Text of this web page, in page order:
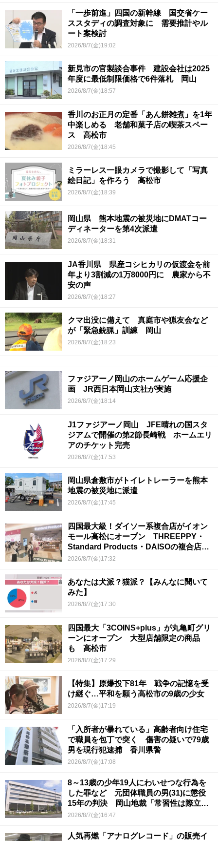
「一歩前進」四国の新幹線 国交省ケー
ススタディの調査対象に 需要推計やル
ート案検討
2026/8/7(金)19:02
新見市の官製談合事件 建設会社は2025
年度に最低制限価格で6件落札 岡山
2026/8/7(金)18:57
香川のお正月の定番「あん餅雑煮」を1年
中楽しめる 老舗和菓子店の喫茶スペー
ス 高松市
2026/8/7(金)18:45
ミラーレス一眼カメラで撮影して「写真
絵日記」を作ろう 高松市
2026/8/7(金)18:39
岡山県 熊本地震の被災地にDMATコー
ディネーターを第4次派遣
2026/8/7(金)18:31
JA香川県 県産コシヒカリの仮渡金を前
年より3割減の1万8000円に 農家から不
安の声
2026/8/7(金)18:27
クマ出没に備えて 真庭市や猟友会など
が「緊急銃猟」訓練 岡山
2026/8/7(金)18:23
ファジアーノ岡山のホームゲーム応援企
画 JR西日本岡山支社が実施
2026/8/7(金)18:14
J1ファジアーノ岡山 JFE晴れの国スタ
ジアムで開催の第2節長崎戦 ホームエリ
アのチケット完売
2026/8/7(金)17:53
岡山県倉敷市がトイレトレーラーを熊本
地震の被災地に派遣
2026/8/7(金)17:45
四国最大級！ダイソー系複合店がイオン
モール高松にオープン THREEPPY・
Standard Products・DAISOの複合店は
香川県初
2026/8/7(金)17:32
あなたは犬派？猫派？【みんなに聞いて
みた】
2026/8/7(金)17:30
四国最大「3COINS+plus」が丸亀町グリ
ーンにオープン 大型店舗限定の商品
も 高松市
2026/8/7(金)17:29
【特集】原爆投下81年 戦争の記憶を受
け継ぐ…平和を願う高松市の9歳の少女
2026/8/7(金)17:19
「入所者が暴れている」高齢者向け住宅
で職員を包丁で突く 傷害の疑いで79歳
男を現行犯逮捕 香川県警
2026/8/7(金)17:08
8～13歳の少年19人にわいせつな行為を
した罪など 元団体職員の男(31)に懲役
15年の判決 岡山地裁「常習性は際立っ
ていて被害結果も非常に重い」
2026/8/7(金)16:47
人気再燃「アナログレコード」の販売イ